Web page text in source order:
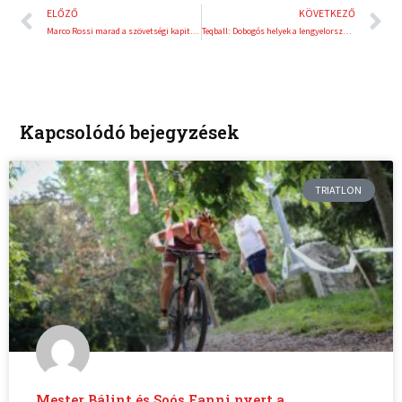
Előző
ELŐZŐ KÖVETKEZŐ
Teqball: Dobogós helyek a lengyelországi European Tour-állomáson
Kapcsolódó bejegyzések
TRIATLON